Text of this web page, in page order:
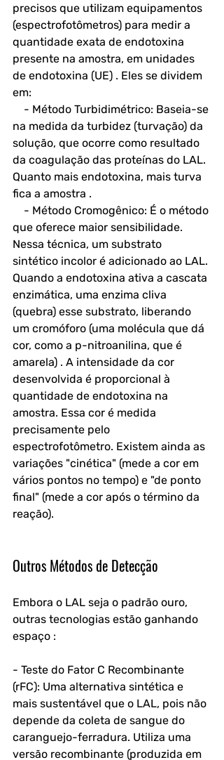
precisos que utilizam equipamentos
(espectrofotômetros) para medir a
quantidade exata de endotoxina
presente na amostra, em unidades
de endotoxina (UE) . Eles se dividem
em:
na medida da turbidez (turvação) da
solução, que ocorre como resultado
da coagulação das proteínas do LAL.
Quanto mais endotoxina, mais turva
fica a amostra .
que oferece maior sensibilidade.
Nessa técnica, um substrato
sintético incolor é adicionado ao LAL.
Quando a endotoxina ativa a cascata
enzimática, uma enzima cliva
(quebra) esse substrato, liberando
um cromóforo (uma molécula que dá
cor, como a p-nitroanilina, que é
amarela) . A intensidade da cor
desenvolvida é proporcional à
quantidade de endotoxina na
amostra. Essa cor é medida
precisamente pelo
espectrofotômetro. Existem ainda as
variações "cinética" (mede a cor em
vários pontos no tempo) e "de ponto
final" (mede a cor após o término da
reação).
Outros Métodos de Detecção
Embora o LAL seja o padrão ouro,
outras tecnologias estão ganhando
espaço :
- Teste do Fator C Recombinante
(rFC): Uma alternativa sintética e
mais sustentável que o LAL, pois não
depende da coleta de sangue do
caranguejo-ferradura. Utiliza uma
versão recombinante (produzida em